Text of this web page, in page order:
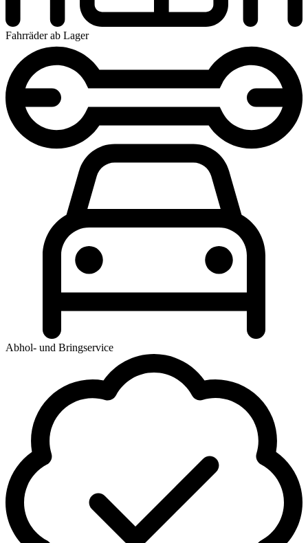
Fahrräder ab Lager
Abhol- und Bringservice